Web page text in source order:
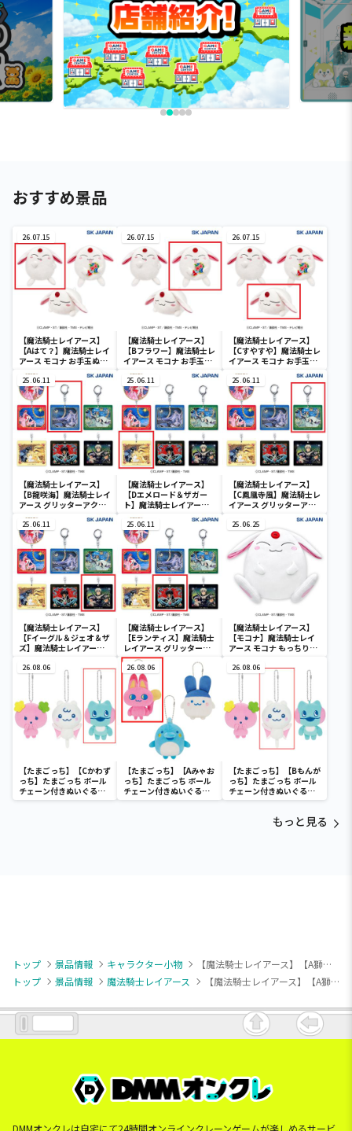
おすすめ景品
26.07.15
【魔法騎士レイアース】
【Aはて？】魔法騎士レイ
アース モコナ お手玉ぬい
ぐるみ2
26.07.15
【魔法騎士レイアース】
【Bフラワー】魔法騎士レ
イアース モコナ お手玉ぬ
いぐるみ2
26.07.15
【魔法騎士レイアース】
【Cすやすや】魔法騎士レ
イアース モコナ お手玉ぬ
いぐるみ2
25.06.11
【魔法騎士レイアース】
【B龍咲海】魔法騎士レイ
アース グリッターアクリ
25.06.11
【魔法騎士レイアース】
【Dエメロード＆ザガー
ト】魔法騎士レイアース
ホルダー
25.06.11
【魔法騎士レイアース】
【C鳳凰寺風】魔法騎士レ
イアース グリッターアク
25.06.11
【魔法騎士レイアース】
【Fイーグル＆ジェオ＆ザ
ズ】魔法騎士レイアース
ホルダー
25.06.11
【魔法騎士レイアース】
【Eランティス】魔法騎士
レイアース グリッターア
クリルキーホルダー
25.06.25
【魔法騎士レイアース】
【モコナ】魔法騎士レイ
アース モコナ もっちり
26.08.06
【たまごっち】【Cかわず
っち】たまごっち ボール
チェーン付きぬいぐるみ
～Tamagotchi
26.08.06
【たまごっち】【Aみゃお
っち】たまごっち ボール
チェーン付きぬいぐるみ
～Tamagotchi
26.08.06
【たまごっち】【Bもんが
っち】たまごっち ボール
チェーン付きぬいぐるみ
～Tamagotchi
もっと見る
トップ 景品情報 キャラクター小物
【魔法騎士レイアース】【A獅堂光】魔法騎士レイアース グリッターアクリルキーホルダー
トップ
景品情報 魔法騎士レイアース 【魔法騎士レイアース】【A獅堂光】魔法騎士レイアース グリッターアクリルキーホルダー